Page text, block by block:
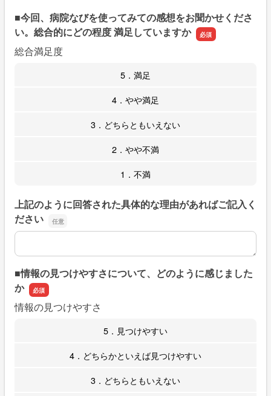
■今回、病院なびを使ってみての感想をお聞かせくださ
い。総合的にどの程度 満足していますか
総合満足度
5．満足
4．やや満足
3．どちらともいえない
2．やや不満
1．不満
上記のように回答された具体的な理由があればご記入く
ださい
上記のように回答された具体的な理由があればご記入くだ
■情報の見つけやすさについて、どのように感じました
か
情報の見つけやすさ
5．見つけやすい
4．どちらかといえば見つけやすい
3．どちらともいえない